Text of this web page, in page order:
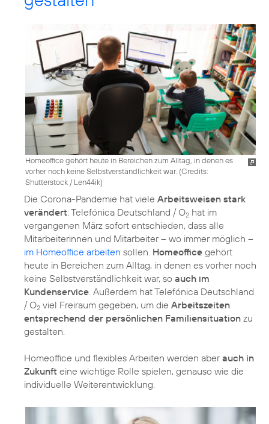
Homeoffice gehört heute in Bereichen zum Alltag, in denen es
vorher noch keine Selbstverständlichkeit war. (Credits:
Shutterstock / Len44ik)
Die Corona-Pandemie hat viele Arbeitsweisen stark
verändert . Telefónica Deutschland / O2 hat im
vergangenen März sofort entschieden, dass alle
Mitarbeiterinnen und Mitarbeiter – wo immer möglich –
im Homeoffice arbeiten sollen. Homeoffice gehört
heute in Bereichen zum Alltag, in denen es vorher noch
keine Selbstverständlichkeit war, so auch im
Kundenservice . Außerdem hat Telefónica Deutschland
/ O2 viel Freiraum gegeben, um die Arbeitszeiten
entsprechend der persönlichen Familiensituation zu
gestalten.
Homeoffice und flexibles Arbeiten werden aberauch in
Zukunft eine wichtige Rolle spielen, genauso wie die
individuelle Weiterentwicklung.